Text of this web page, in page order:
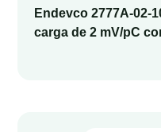
Endevco 2777A-02-
carga de 2 mV/pC